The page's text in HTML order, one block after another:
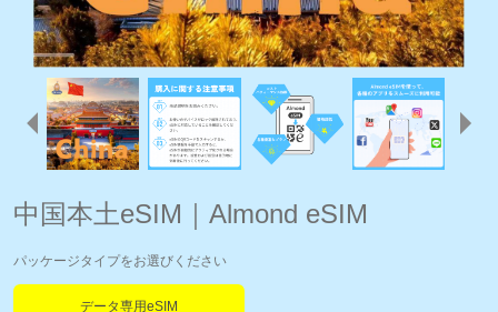
中国本土eSIM｜Almond eSIM
パッケージタイプをお選びください
データ専用eSIM